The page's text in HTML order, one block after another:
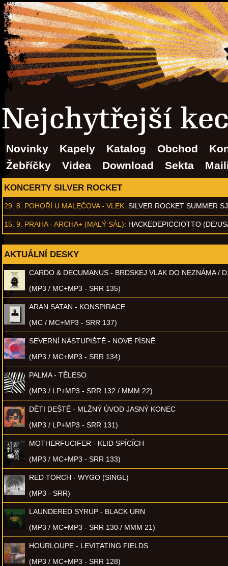
Nejchytřejší
Novinky Kapely Katalog Obchod
Žebříčky
Videa Download Sekta
KONCERTY SILVER ROCKET
29. 8. POHOŘÍ U MALEČOVA - VLEK: SILVER ROCKET SUMMER
15. 9. PRAHA - ARCHA+ (MALÝ SÁL): HACKEDEPICCIOTTO (DE/
AKTUÁLNÍ DESKY
CARDO & DECUMANUS - BRDSKEJ VLAK DO NEZNÁMA /
(MP3 / MC+MP3 - SRR 135)
ARAN SATAN - KONSPIRACE
(MC / MC+MP3 - SRR 137)
SEVERNÍ NÁSTUPIŠTĚ - NOVÉ PÍSNĚ
(MP3 / MC+MP3 - SRR 134)
PALMA - TĚLESO
(MP3 / LP+MP3 - SRR 132 / MMM 22)
DĚTI DEŠTĚ - MLŽNÝ ÚVOD JASNÝ KONEC
(MP3 / LP+MP3 - SRR 131)
MOTHERFUCIFER - KLID SPÍCÍCH
(MP3 / MC+MP3 - SRR 133)
RED TORCH - WYGO (SINGL)
(MP3 - SRR)
LAUNDERED SYRUP - BLACK URN
(MP3 / MC+MP3 - SRR 130 / MMM 21)
HOURLOUPE - LEVITATING FIELDS
(MP3 / MC+MP3 - SRR 128)